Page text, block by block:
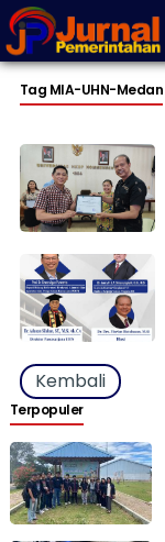
Tag MIA-UHN-Medan
Kembali
Terpopuler